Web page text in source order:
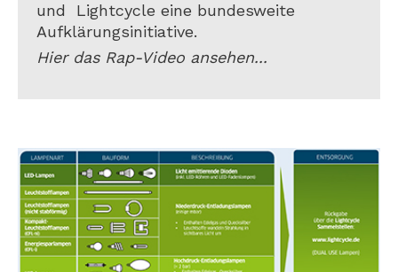
und Lightcycle eine bundesweite
Aufklärungsinitiative.
Hier das Rap-Video ansehen...